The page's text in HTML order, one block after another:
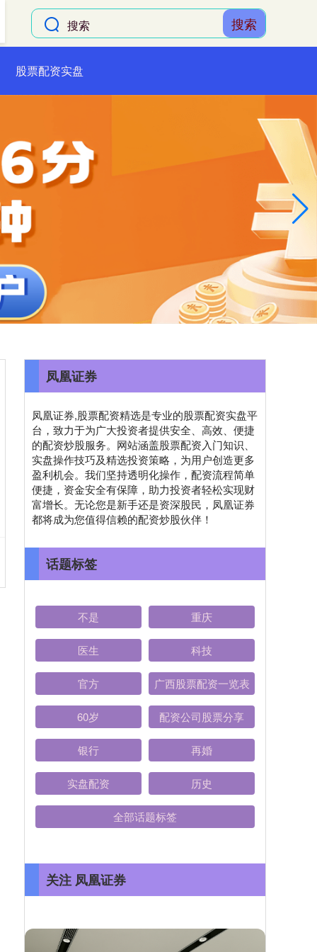
搜索
股票配资实盘
凤凰证券
凤凰证券,股票配资精选是专业的股票配资实盘平
台，致力于为广大投资者提供安全、高效、便捷
的配资炒股服务。网站涵盖股票配资入门知识、
实盘操作技巧及精选投资策略，为用户创造更多
盈利机会。我们坚持透明化操作，配资流程简单
便捷，资金安全有保障，助力投资者轻松实现财
富增长。无论您是新手还是资深股民，凤凰证券
都将成为您值得信赖的配资炒股伙伴！
话题标签
不是 重庆
医生 科技
官方 广西股票配资一览表
60岁 配资公司股票分享
银行 再婚
实盘配资 历史
全部话题标签
关注 凤凰证券